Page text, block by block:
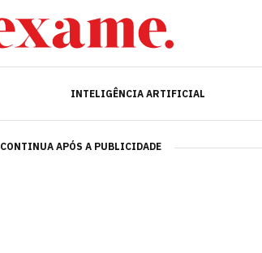
INTELIGÊNCIA ARTIFICIAL
INTELIGÊNCIA ARTIFICIAL
CONTINUA APÓS A PUBLICIDADE